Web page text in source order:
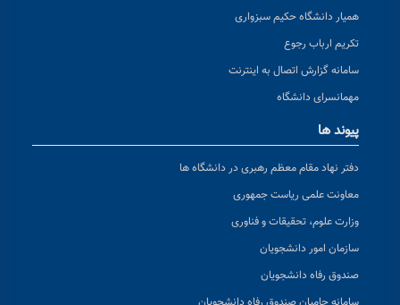
همیار دانشگاه حکیم سبزواری
تکریم ارباب رجوع
سامانه گزارش اتصال به اینترنت
مهمانسرای دانشگاه
پیوند ها
دفتر نهاد مقام معظم رهبری در دانشگاه ها
معاونت علمی ریاست جمهوری
وزارت علوم، تحقیقات و فناوری
سازمان امور دانشجویان
صندوق رفاه دانشجویان